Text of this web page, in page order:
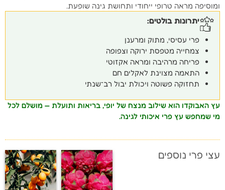
ומוסיפה מראה טרופי ייחודי ותחושת גינה שופעת.
יתרונות בולטים:
פרי עסיסי, מתוק ומרענן
צמחייה מטפסת ירוקה וצפופה
פריחה מרהיבה ומראה אקזוטי
התאמה מצוינת לאקלים חם
תחזוקה פשוטה ויכולת יבול רב־שנתי
עץ האבוקדו הוא שילוב מנצח של יופי, בריאות ותועלת — מושלם לכל
מי שמחפש עץ פרי איכותי לגינה.
עצי פרי נוספים